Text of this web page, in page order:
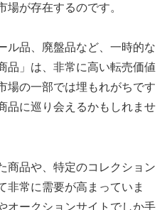
が存在するのです。
ル品、廃盤品など、一時的な
品」は、非常に高い転売価値
場の一部では埋もれがちです
品に巡り会えるかもしれませ
商品や、特定のコレクション
非常に需要が高まっていま
オークションサイトでしか手